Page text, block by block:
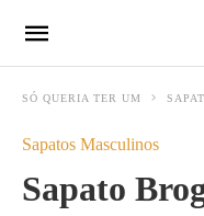
SÓ QUERIA TER UM
Sapatos Masculinos
Sapato